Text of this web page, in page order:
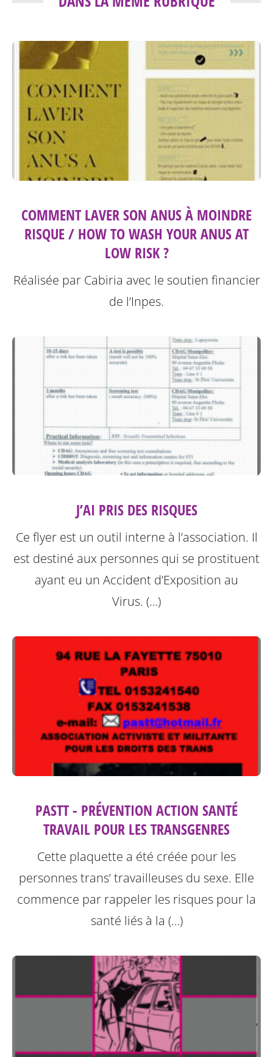
COMMENT LAVER SON ANUS À MOINDRE
RISQUE / HOW TO WASH YOUR ANUS AT
LOW RISK ?
Réalisée par Cabiria avec le soutien financier
de l’Inpes.
J’AI PRIS DES RISQUES
Ce flyer est un outil interne à l’association. Il
est destiné aux personnes qui se prostituent
ayant eu un Accident d’Exposition au
Virus. (…)
PASTT - PRÉVENTION ACTION SANTÉ
TRAVAIL POUR LES TRANSGENRES
Cette plaquette a été créée pour les
personnes trans’ travailleuses du sexe. Elle
commence par rappeler les risques pour la
santé liés à la (…)